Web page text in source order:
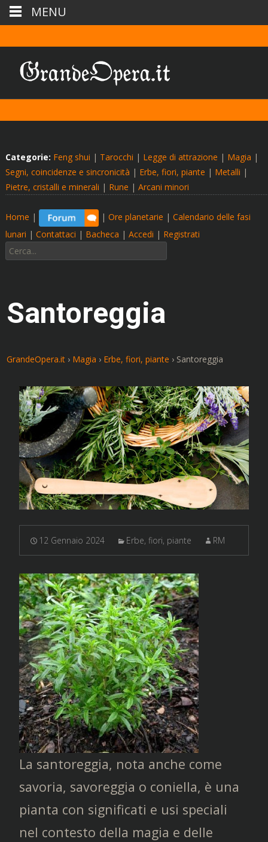
Categorie: Feng shui | Tarocchi | Legge di attrazione | Magia |
Segni, coincidenze e sincronicità | Erbe, fiori, piante | Metalli |
Pietre, cristalli e minerali | Rune | Arcani minori
Home | | Ore planetarie | Calendario delle fasi
lunari | Contattaci | Bacheca | Accedi | Registrati
Cerca:
Santoreggia
GrandeOpera.it › Magia › Erbe, fiori, piante › Santoreggia
12 Gennaio 2024 Erbe, fiori, piante RM
La santoreggia, nota anche come
savoria, savoreggia o coniella, è una
pianta con significati e usi speciali
nel contesto della magia e delle
MENU